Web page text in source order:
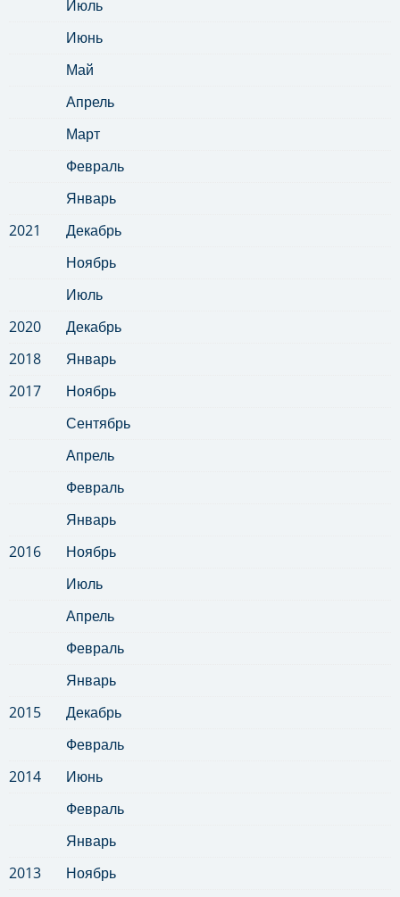
Июль
Июнь
Май
Апрель
Март
Февраль
Январь
2021
Декабрь
Ноябрь
Июль
2020
Декабрь
2018
Январь
2017
Ноябрь
Сентябрь
Апрель
Февраль
Январь
2016
Ноябрь
Июль
Апрель
Февраль
Январь
2015
Декабрь
Февраль
2014
Июнь
Февраль
Январь
2013
Ноябрь